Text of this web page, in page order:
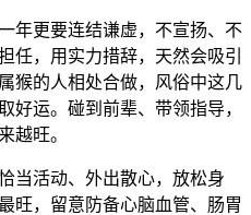
更要连结谦虚，不宣扬、不
任，用实力措辞，天然会吸引
猴的人相处合做，风俗中这几
好运。碰到前辈、带领指导，
越旺。
活动、外出散心，放松身
旺，留意防备心脑血管、肠胃